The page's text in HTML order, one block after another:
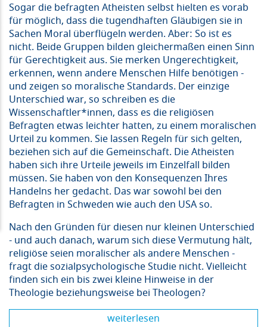
Sogar die befragten Atheisten selbst hielten es vorab
für möglich, dass die tugendhaften Gläubigen sie in
Sachen Moral überflügeln werden. Aber: So ist es
nicht. Beide Gruppen bilden gleichermaßen einen Sinn
für Gerechtigkeit aus. Sie merken Ungerechtigkeit,
erkennen, wenn andere Menschen Hilfe benötigen -
und zeigen so moralische Standards. Der einzige
Unterschied war, so schreiben es die
Wissenschaftler*innen, dass es die religiösen
Befragten etwas leichter hatten, zu einem moralischen
Urteil zu kommen. Sie lassen Regeln für sich gelten,
beziehen sich auf die Gemeinschaft. Die Atheisten
haben sich ihre Urteile jeweils im Einzelfall bilden
müssen. Sie haben von den Konsequenzen Ihres
Handelns her gedacht. Das war sowohl bei den
Befragten in Schweden wie auch den USA so.
Nach den Gründen für diesen nur kleinen Unterschied
- und auch danach, warum sich diese Vermutung hält,
religiöse seien moralischer als andere Menschen -
fragt die sozialpsychologische Studie nicht. Vielleicht
finden sich ein bis zwei kleine Hinweise in der
Theologie beziehungsweise bei Theologen?
weiterlesen